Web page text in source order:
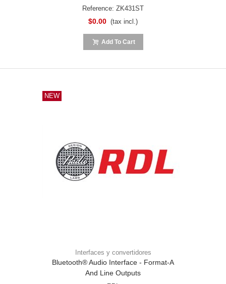
Reference: ZK431ST
$0.00 (tax incl.)
Add To Cart
NEW
Interfaces y convertidores
Bluetooth® Audio Interface - Format-A
And Line Outputs